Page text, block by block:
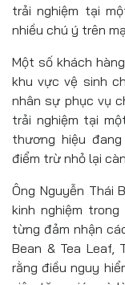
trải nghiệm tại
nhiều chú ý trên
Một số khách
khu vực vệ sinh
nhân sự phục vụ
trải nghiệm tại
thương hiệu
điểm trừ nhỏ lại
Ông Nguyễn Thái
kinh nghiệm
từng đảm nhận
Bean & Tea Leaf,
rằng điều nguy